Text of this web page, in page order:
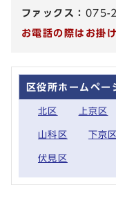
ファックス： 075-
お電話の際はお掛
区役所ホームペー
北区 上京区
山科区 下京区
伏見区